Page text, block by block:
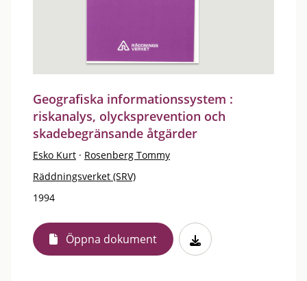
Geografiska informationssystem :
riskanalys, olycksprevention och
skadebegränsande åtgärder
Esko Kurt · Rosenberg Tommy
Räddningsverket (SRV)
1994
Öppna dokument